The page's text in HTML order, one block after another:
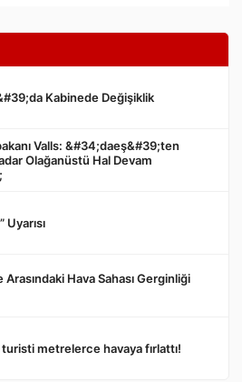
Kabinede Değişiklik
Valls: &#34;daeş&#39;ten
Olağanüstü Hal Devam
Uyarısı
Arasındaki Hava Sahası Gerginliği
metrelerce havaya fırlattı!